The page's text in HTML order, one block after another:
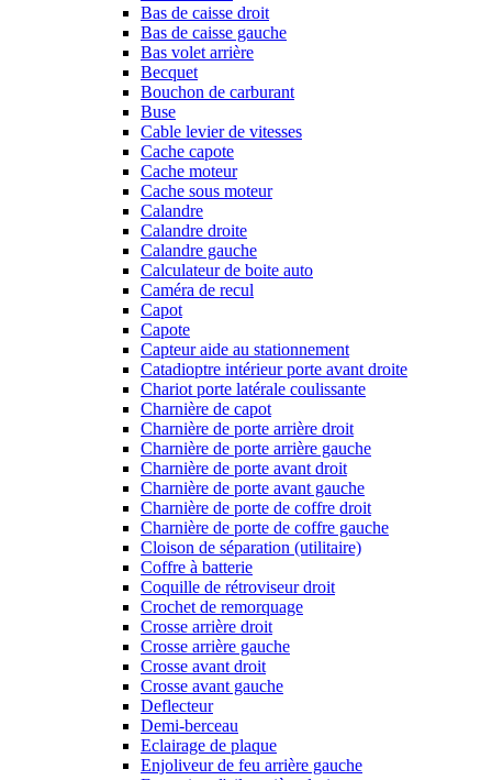
Bas de caisse droit
Bas de caisse gauche
Bas volet arrière
Becquet
Bouchon de carburant
Buse
Cable levier de vitesses
Cache capote
Cache moteur
Cache sous moteur
Calandre
Calandre droite
Calandre gauche
Calculateur de boite auto
Caméra de recul
Capot
Capote
Capteur aide au stationnement
Catadioptre intérieur porte avant droite
Chariot porte latérale coulissante
Charnière de capot
Charnière de porte arrière droit
Charnière de porte arrière gauche
Charnière de porte avant droit
Charnière de porte avant gauche
Charnière de porte de coffre droit
Charnière de porte de coffre gauche
Cloison de séparation (utilitaire)
Coffre à batterie
Coquille de rétroviseur droit
Crochet de remorquage
Crosse arrière droit
Crosse arrière gauche
Crosse avant droit
Crosse avant gauche
Deflecteur
Demi-berceau
Eclairage de plaque
Enjoliveur de feu arrière gauche